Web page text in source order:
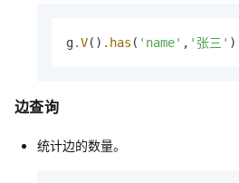
g.V() .has ( 'name' , '张三' )
边查询
统计边的数量。